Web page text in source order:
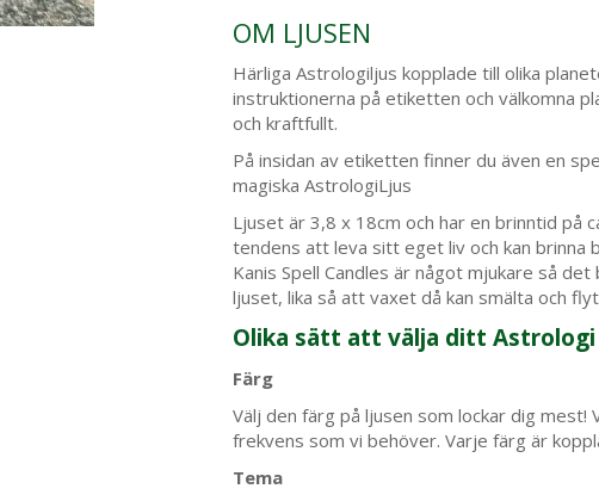
OM LJUSEN
Härliga Astrologiljus kopplade till olika
instruktionerna på etiketten och välkomna
och kraftfullt.
På insidan av etiketten finner du även en
magiska AstrologiLjus
Ljuset är 3,8 x 18cm och har en brinntid på
tendens att leva sitt eget liv och kan brinna
Kanis Spell Candles är något mjukare så
ljuset, lika så att vaxet då kan smälta och
Olika sätt att välja ditt Astrologi
Färg
Välj den färg på ljusen som lockar dig mest!
frekvens som vi behöver. Varje färg är
Tema